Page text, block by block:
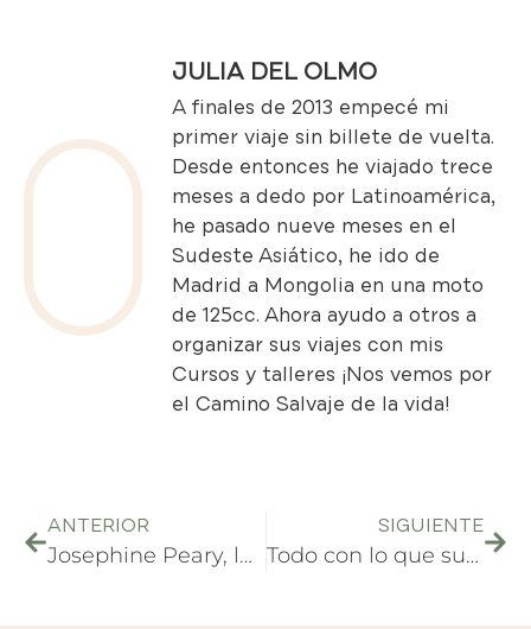
JULIA DEL OLMO
A finales de 2013 empecé mi
primer viaje sin billete de vuelta.
Desde entonces he viajado trece
meses a dedo por Latinoamérica,
he pasado nueve meses en el
Sudeste Asiático, he ido de
Madrid a Mongolia en una moto
de 125cc. Ahora ayudo a otros a
organizar sus viajes con mis
Cursos y talleres ¡Nos vemos por
el Camino Salvaje de la vida!
ANTERIOR
Josephine Peary, la expedicionaria del ártico
SIGUIENTE
Todo con lo que sueño sobre viajar a Japón